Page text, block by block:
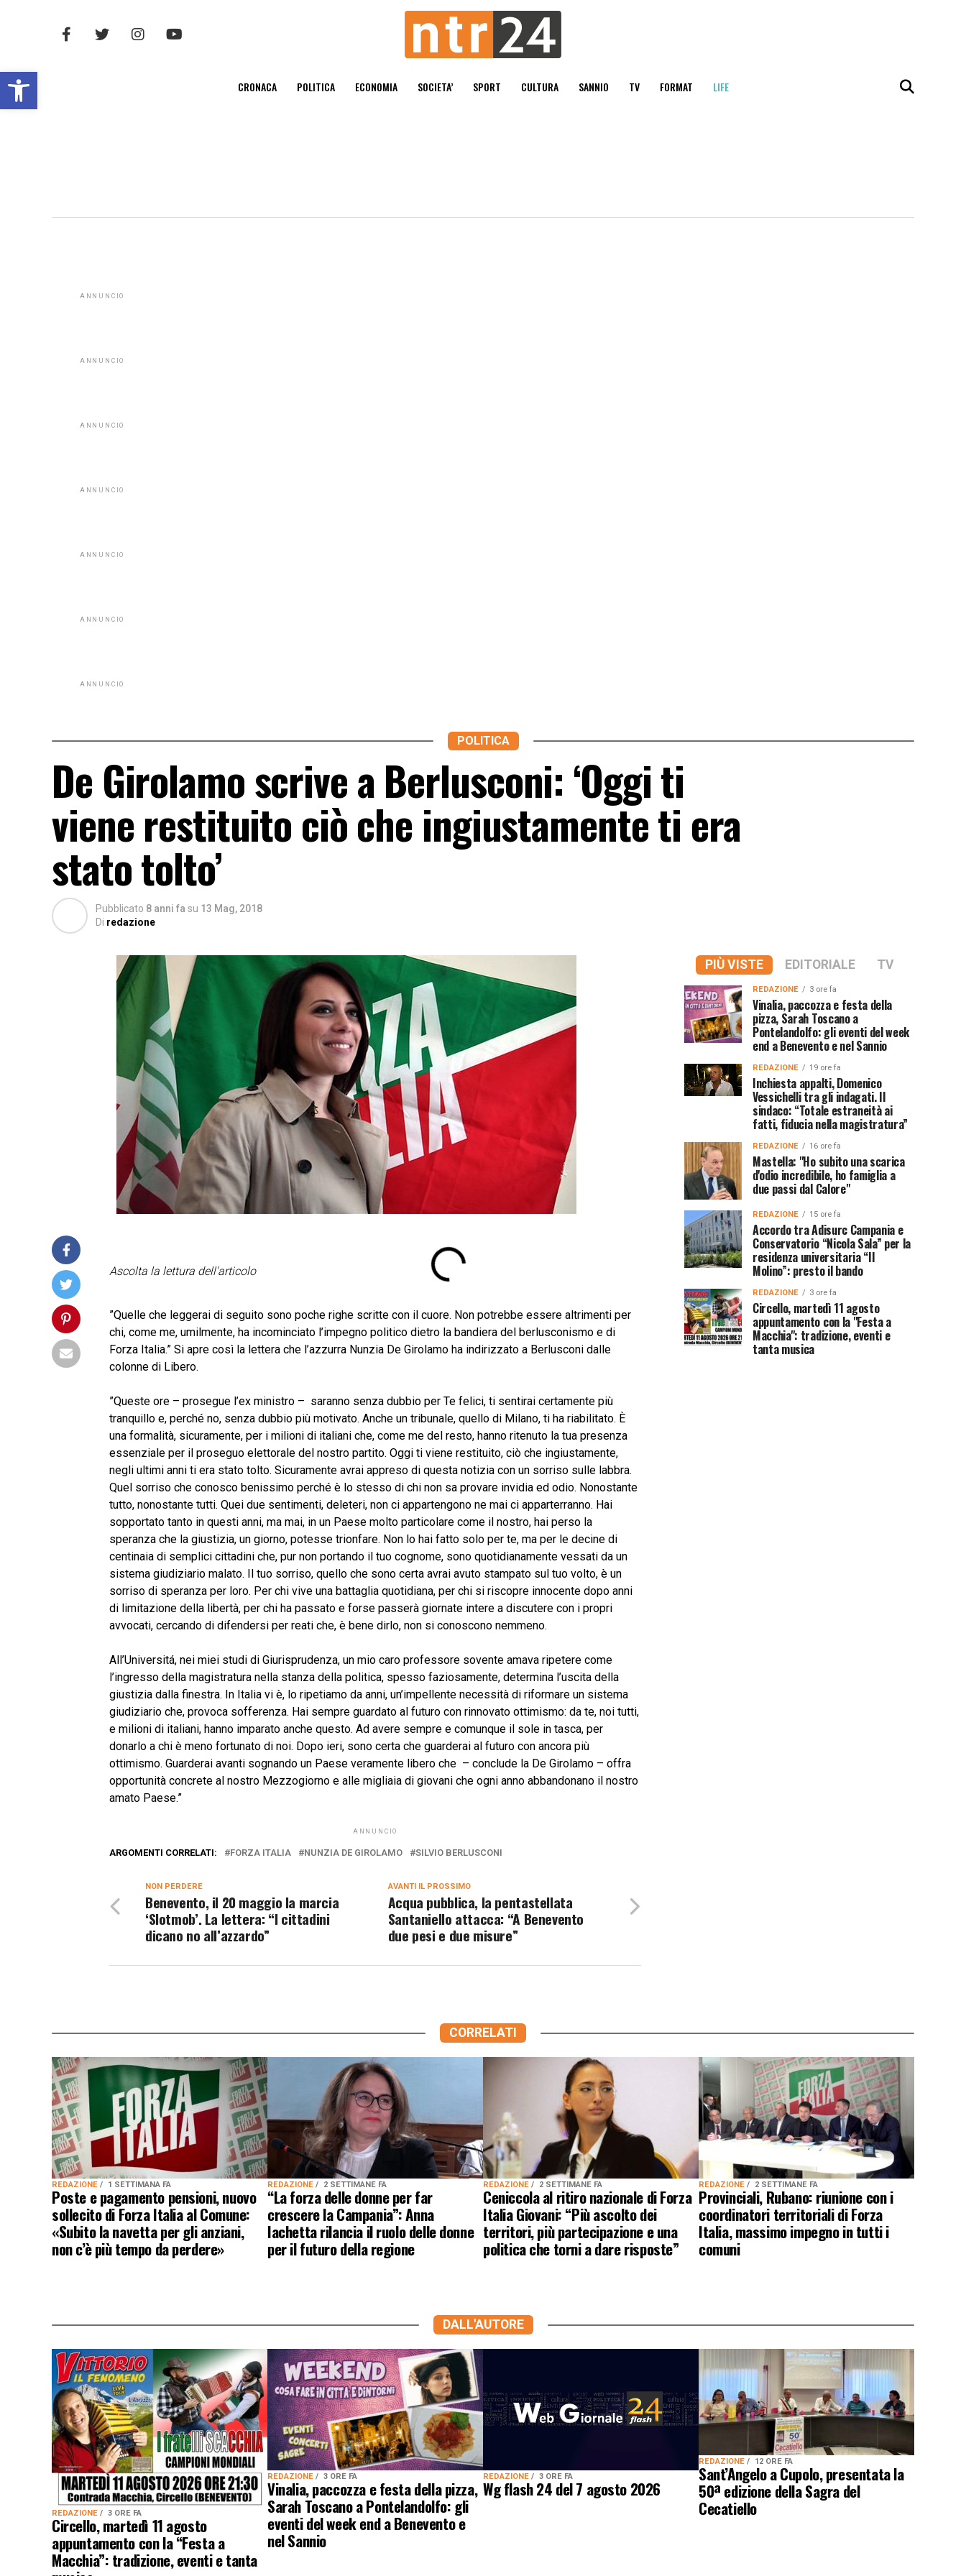
Open toolbar CRONACA POLITICA ECONOMIA SOCIETA’ SPORT CULTURA SANNIO TV FORMAT LIFE
ANNUNCIO
ANNUNCIO
ANNUNCIO
ANNUNCIO
ANNUNCIO
ANNUNCIO
ANNUNCIO
POLITICA
De Girolamo scrive a Berlusconi: ‘Oggi ti
viene restituito ciò che ingiustamente ti era
stato tolto’
Pubblicato 8 anni fa su 13 Mag, 2018
Di redazione
Ascolta la lettura dell'articolo
”Quelle che leggerai di seguito sono poche righe scritte con il cuore. Non potrebbe essere altrimenti per
chi, come me, umilmente, ha incominciato l’impegno politico dietro la bandiera del berlusconismo e di
Forza Italia.” Si apre così la lettera che l’azzurra Nunzia De Girolamo ha indirizzato a Berlusconi dalle
colonne di Libero.
”Queste ore – prosegue l’ex ministro – saranno senza dubbio per Te felici, ti sentirai certamente più
tranquillo e, perché no, senza dubbio più motivato. Anche un tribunale, quello di Milano, ti ha riabilitato. È
una formalità, sicuramente, per i milioni di italiani che, come me del resto, hanno ritenuto la tua presenza
essenziale per il proseguo elettorale del nostro partito. Oggi ti viene restituito, ciò che ingiustamente,
negli ultimi anni ti era stato tolto. Sicuramente avrai appreso di questa notizia con un sorriso sulle labbra.
Quel sorriso che conosco benissimo perché è lo stesso di chi non sa provare invidia ed odio. Nonostante
tutto, nonostante tutti. Quei due sentimenti, deleteri, non ci appartengono ne mai ci apparterranno. Hai
sopportato tanto in questi anni, ma mai, in un Paese molto particolare come il nostro, hai perso la
speranza che la giustizia, un giorno, potesse trionfare. Non lo hai fatto solo per te, ma per le decine di
centinaia di semplici cittadini che, pur non portando il tuo cognome, sono quotidianamente vessati da un
sistema giudiziario malato. Il tuo sorriso, quello che sono certa avrai avuto stampato sul tuo volto, è un
sorriso di speranza per loro. Per chi vive una battaglia quotidiana, per chi si riscopre innocente dopo anni
di limitazione della libertà, per chi ha passato e forse passerà giornate intere a discutere con i propri
avvocati, cercando di difendersi per reati che, è bene dirlo, non si conoscono nemmeno.
All’Universitá, nei miei studi di Giurisprudenza, un mio caro professore sovente amava ripetere come
l’ingresso della magistratura nella stanza della politica, spesso faziosamente, determina l’uscita della
giustizia dalla finestra. In Italia vi è, lo ripetiamo da anni, un’impellente necessità di riformare un sistema
giudiziario che, provoca sofferenza. Hai sempre guardato al futuro con rinnovato ottimismo: da te, noi tutti,
e milioni di italiani, hanno imparato anche questo. Ad avere sempre e comunque il sole in tasca, per
donarlo a chi è meno fortunato di noi. Dopo ieri, sono certa che guarderai al futuro con ancora più
ottimismo. Guarderai avanti sognando un Paese veramente libero che – conclude la De Girolamo – offra
opportunità concrete al nostro Mezzogiorno e alle migliaia di giovani che ogni anno abbandonano il nostro
amato Paese.”
ANNUNCIO
ARGOMENTI CORRELATI: FORZA ITALIA NUNZIA DE GIROLAMO SILVIO BERLUSCONI
AVANTI IL ​​PROSSIMO
Acqua pubblica, la pentastellata
Santaniello attacca: “A Benevento
due pesi e due misure”
NON PERDERE
Benevento, il 20 maggio la marcia
‘Slotmob’. La lettera: “I cittadini
dicano no all’azzardo”
PIÙ VISTE EDITORIALE TV
REDAZIONE 3 ore fa
Vinalia, paccozza e festa della
pizza, Sarah Toscano a
Pontelandolfo: gli eventi del week
end a Benevento e nel Sannio
REDAZIONE 19 ore fa
Inchiesta appalti, Domenico
Vessichelli tra gli indagati. Il
sindaco: “Totale estraneità ai
fatti, fiducia nella magistratura”
REDAZIONE 16 ore fa
Mastella: "Ho subito una scarica
d'odio incredibile, ho famiglia a
due passi dal Calore"
REDAZIONE 15 ore fa
Accordo tra Adisurc Campania e
Conservatorio “Nicola Sala” per la
residenza universitaria “Il
Molino”: presto il bando
REDAZIONE 3 ore fa
Circello, martedì 11 agosto
appuntamento con la "Festa a
Macchia": tradizione, eventi e
tanta musica
CORRELATI
REDAZIONE 1 SETTIMANA FA
Poste e pagamento pensioni, nuovo
sollecito di Forza Italia al Comune:
«Subito la navetta per gli anziani,
non c’è più tempo da perdere»
REDAZIONE 2 SETTIMANE FA
“La forza delle donne per far
crescere la Campania”: Anna
Iachetta rilancia il ruolo delle donne
per il futuro della regione
REDAZIONE 2 SETTIMANE FA
Ceniccola al ritiro nazionale di Forza
Italia Giovani: “Più ascolto dei
territori, più partecipazione e una
politica che torni a dare risposte”
REDAZIONE 2 SETTIMANE FA
Provinciali, Rubano: riunione con i
coordinatori territoriali di Forza
Italia, massimo impegno in tutti i
comuni
DALL'AUTORE
REDAZIONE 3 ORE FA
Circello, martedì 11 agosto
appuntamento con la “Festa a
Macchia”: tradizione, eventi e tanta
REDAZIONE 3 ORE FA
Vinalia, paccozza e festa della pizza,
Sarah Toscano a Pontelandolfo: gli
eventi del week end a Benevento e
nel Sannio
REDAZIONE 3 ORE FA
Wg flash 24 del 7 agosto 2026
REDAZIONE 12 ORE FA
Sant’Angelo a Cupolo, presentata la
50ª edizione della Sagra del
Cecatiello